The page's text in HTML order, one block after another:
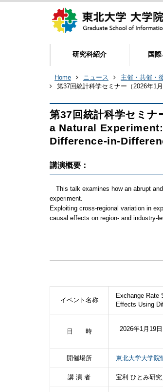
研究科紹介 国
Home ニュース
主催・共催・
第37回統計科学セミナー（2026年1
第37回統計科学セミ
a Natural
Difference-in-
講演概要：
This talk examines how an abrupt
experiment.
Exploiting cross-regional variation in
causal effects on region- and industry-
イベント名称
Exchange Rate
Effects Using
日 時 2026年1月19
開催場所 東北大学大学院
講 演 者 宝利 ひとみ研究